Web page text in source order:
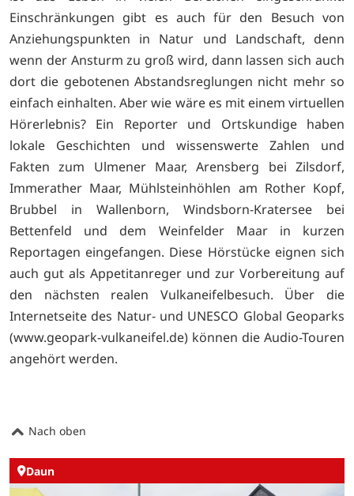
Einschränkungen gibt es auch für den Besuch von
Anziehungspunkten in Natur und Landschaft, denn
wenn der Ansturm zu groß wird, dann lassen sich auch
dort die gebotenen Abstandsreglungen nicht mehr so
einfach einhalten. Aber wie wäre es mit einem virtuellen
Hörerlebnis? Ein Reporter und Ortskundige haben
lokale Geschichten und wissenswerte Zahlen und
Fakten zum Ulmener Maar, Arensberg bei Zilsdorf,
Immerather Maar, Mühlsteinhöhlen am Rother Kopf,
Brubbel in Wallenborn, Windsborn-Kratersee bei
Bettenfeld und dem Weinfelder Maar in kurzen
Reportagen eingefangen. Diese Hörstücke eignen sich
auch gut als Appetitanreger und zur Vorbereitung auf
den nächsten realen Vulkaneifelbesuch. Über die
Internetseite des Natur- und UNESCO Global Geoparks
(www.geopark-­vulkaneifel.de) können die Audio-Touren
angehört werden.
Nach oben
Daun